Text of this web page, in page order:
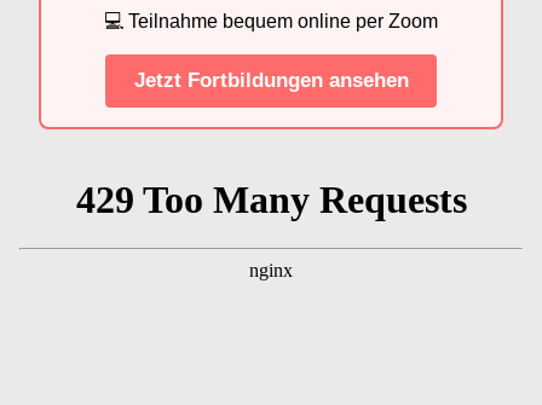
💻 Teilnahme bequem online per Zoom
Jetzt Fortbildungen ansehen